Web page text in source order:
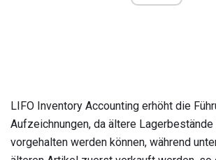
LIFO Inventory Accounting erhöht die
Aufzeichnungen, da ältere
vorgehalten werden können, während